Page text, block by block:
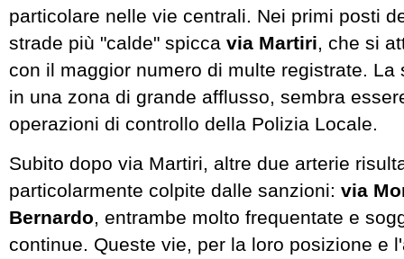
particolare nelle vie centrali. Nei primi posti
strade più "calde" spicca via Martiri, che si
con il maggior numero di multe registrate. La
in una zona di grande afflusso, sembra
operazioni di controllo della Polizia Locale.
Subito dopo via Martiri, altre due arterie
particolarmente colpite dalle sanzioni: via
Bernardo , entrambe molto frequentate e
continue. Queste vie, per la loro posizione e